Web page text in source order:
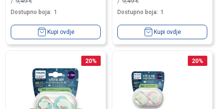
Dostupno boja: 1
Kupi ovdje
Dostupno boja: 1
Kupi ovdje
20% 20%